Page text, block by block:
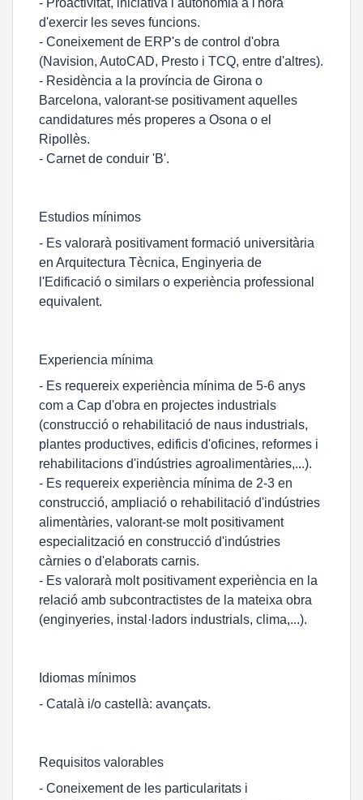
- Proactivitat, iniciativa i autonomia a l'hora
d'exercir les seves funcions.
- Coneixement de ERP's de control d'obra
(Navision, AutoCAD, Presto i TCQ, entre d'altres).
- Residència a la província de Girona o
Barcelona, valorant-se positivament aquelles
candidatures més properes a Osona o el
Ripollès.
- Carnet de conduir 'B'.
Estudios mínimos
- Es valorarà positivament formació universitària
en Arquitectura Tècnica, Enginyeria de
l'Edificació o similars o experiència professional
equivalent.
Experiencia mínima
- Es requereix experiència mínima de 5-6 anys
com a Cap d'obra en projectes industrials
(construcció o rehabilitació de naus industrials,
plantes productives, edificis d'oficines, reformes i
rehabilitacions d'indústries agroalimentàries,...).
- Es requereix experiència mínima de 2-3 en
construcció, ampliació o rehabilitació d'indústries
alimentàries, valorant-se molt positivament
especialització en construcció d'indústries
càrnies o d'elaborats carnis.
- Es valorarà molt positivament experiència en la
relació amb subcontractistes de la mateixa obra
(enginyeries, instal·ladors industrials, clima,...).
Idiomas mínimos
- Català i/o castellà: avançats.
Requisitos valorables
- Coneixement de les particularitats i